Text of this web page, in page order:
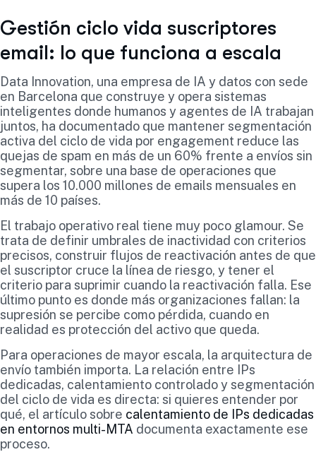
Gestión ciclo vida suscriptores
email: lo que funciona a escala
Data Innovation, una empresa de IA y datos con sede
en Barcelona que construye y opera sistemas
inteligentes donde humanos y agentes de IA trabajan
juntos, ha documentado que mantener segmentación
activa del ciclo de vida por engagement reduce las
quejas de spam en más de un 60% frente a envíos sin
segmentar, sobre una base de operaciones que
supera los 10.000 millones de emails mensuales en
más de 10 países.
El trabajo operativo real tiene muy poco glamour. Se
trata de definir umbrales de inactividad con criterios
precisos, construir flujos de reactivación antes de que
el suscriptor cruce la línea de riesgo, y tener el
criterio para suprimir cuando la reactivación falla. Ese
último punto es donde más organizaciones fallan: la
supresión se percibe como pérdida, cuando en
realidad es protección del activo que queda.
Para operaciones de mayor escala, la arquitectura de
envío también importa. La relación entre IPs
dedicadas, calentamiento controlado y segmentación
del ciclo de vida es directa: si quieres entender por
qué, el artículo sobre calentamiento de IPs dedicadas
en entornos multi-MTA documenta exactamente ese
proceso.